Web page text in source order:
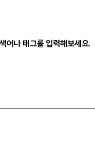
어나 태그를 입력해보세요.